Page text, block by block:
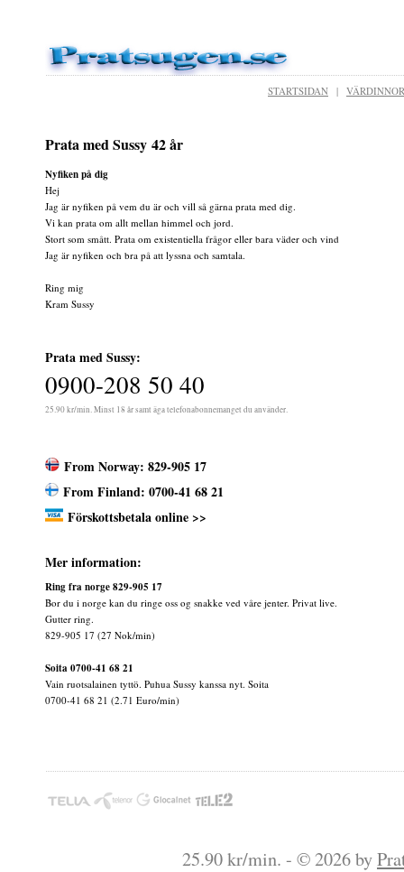
STARTSIDAN | VÄRDINNOR
Prata med Sussy 42 år
Nyfiken på dig
Hej
Jag är nyfiken på vem du är och vill så gärna prata med dig.
Vi kan prata om allt mellan himmel och jord.
Stort som smått. Prata om existentiella frågor eller bara väder och vind
Jag är nyfiken och bra på att lyssna och samtala.
Ring mig
Kram Sussy
Prata med Sussy:
0900-208 50 40
25.90 kr/min. Minst 18 år samt äga telefonabonnemanget du använder.
From Norway: 829-905 17
From Finland: 0700-41 68 21
Förskottsbetala online >>
Mer information:
Ring fra norge 829-905 17
Bor du i norge kan du ringe oss og snakke ved våre jenter. Privat live.
Gutter ring.
829-905 17 (27 Nok/min)
Soita 0700-41 68 21
Vain ruotsalainen tyttö. Puhua Sussy kanssa nyt. Soita
0700-41 68 21 (2.71 Euro/min)
25.90 kr/min. - © 2026 by